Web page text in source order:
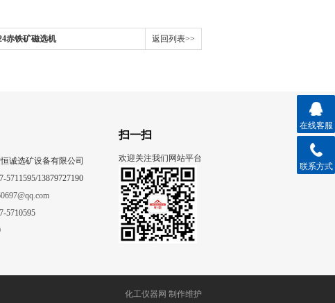
赤铁矿磁选机 返回列表>>
扫一扫
欢迎关注我们网站平台
诚选矿设备有限公司
5711595/13879727190
5710595
化工仪器网 制作维护
在线客服
联系方式